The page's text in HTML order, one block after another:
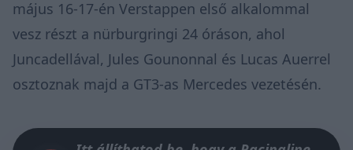
május 16-17-én Verstappen első alkalommal
vesz részt a nürburgringi 24 óráson, ahol
Juncadellával, Jules Gounonnal és Lucas Auerrel
osztoznak majd a GT3-as Mercedes vezetésén.